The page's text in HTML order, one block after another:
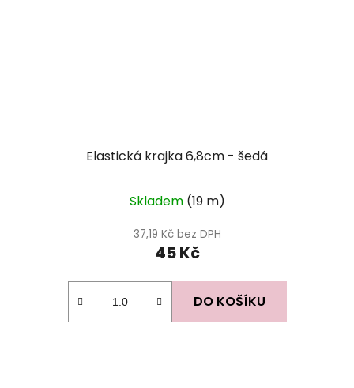
Elastická krajka 6,8cm - šedá
Skladem (19 m)
37,19 Kč bez DPH
45 Kč
DO KOŠÍKU